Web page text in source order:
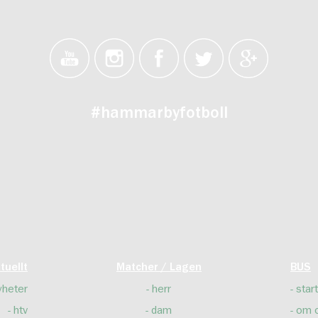
#hammarbyfotboll
htv
Matcher / Lagen
herr
dam
BUS
start
om